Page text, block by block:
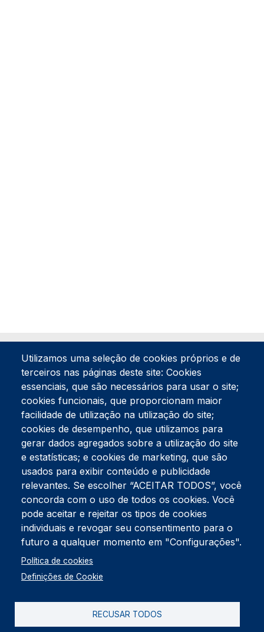
Tel:234 390 100Fax:234 390 100
Endereço Postal
Apartado 42
Rua Gil Eanes 31
3834-908 Gafanha da Nazaré
Estúdios
Rua Prior Guerra
Edifício do Centro Cultural da Gafanha da Nazaré
3830-556 Gafanha da Nazaré
Rodapé
Cookies
Política de Privacidade
Utilizamos uma seleção de cookies próprios e de
terceiros nas páginas deste site: Cookies
essenciais, que são necessários para usar o site;
cookies funcionais, que proporcionam maior
facilidade de utilização na utilização do site;
cookies de desempenho, que utilizamos para
gerar dados agregados sobre a utilização do site
e estatísticas; e cookies de marketing, que são
usados para exibir conteúdo e publicidade
relevantes. Se escolher “ACEITAR TODOS”, você
concorda com o uso de todos os cookies. Você
pode aceitar e rejeitar os tipos de cookies
individuais e revogar seu consentimento para o
futuro a qualquer momento em "Configurações".
Política de cookies
Definições de Cookie
RECUSAR TODOS